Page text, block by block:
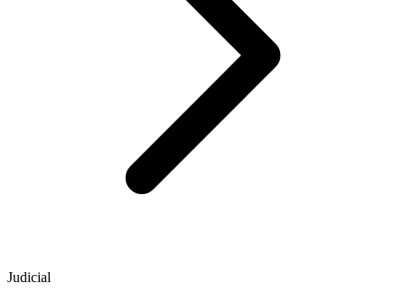
Judicial